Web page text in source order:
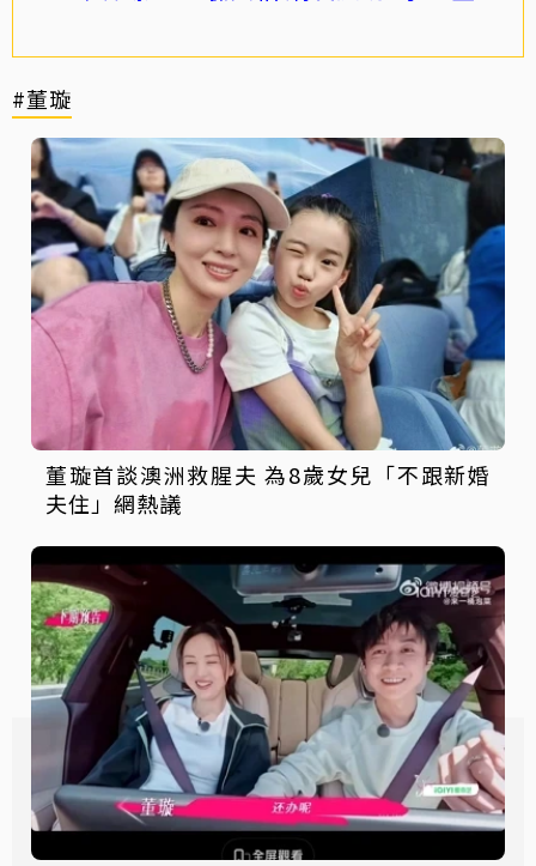
#董璇
董璇首談澳洲救腥夫 為8歲女兒「不跟新婚
夫住」網熱議